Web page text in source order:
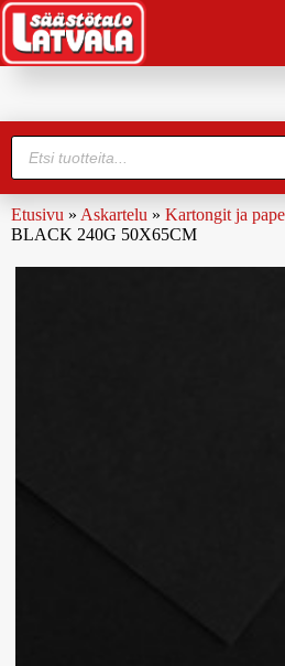
Etusivu » Askartelu » Kartongit ja
BLACK 240G 50X65CM